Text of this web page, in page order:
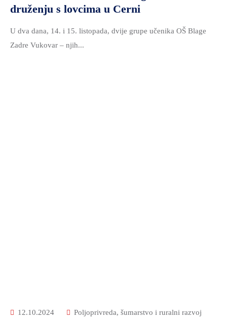
druženju s lovcima u Cerni
U dva dana, 14. i 15. listopada, dvije grupe učenika OŠ Blage
Zadre Vukovar – njih...
12.10.2024 Poljoprivreda, šumarstvo i ruralni razvoj